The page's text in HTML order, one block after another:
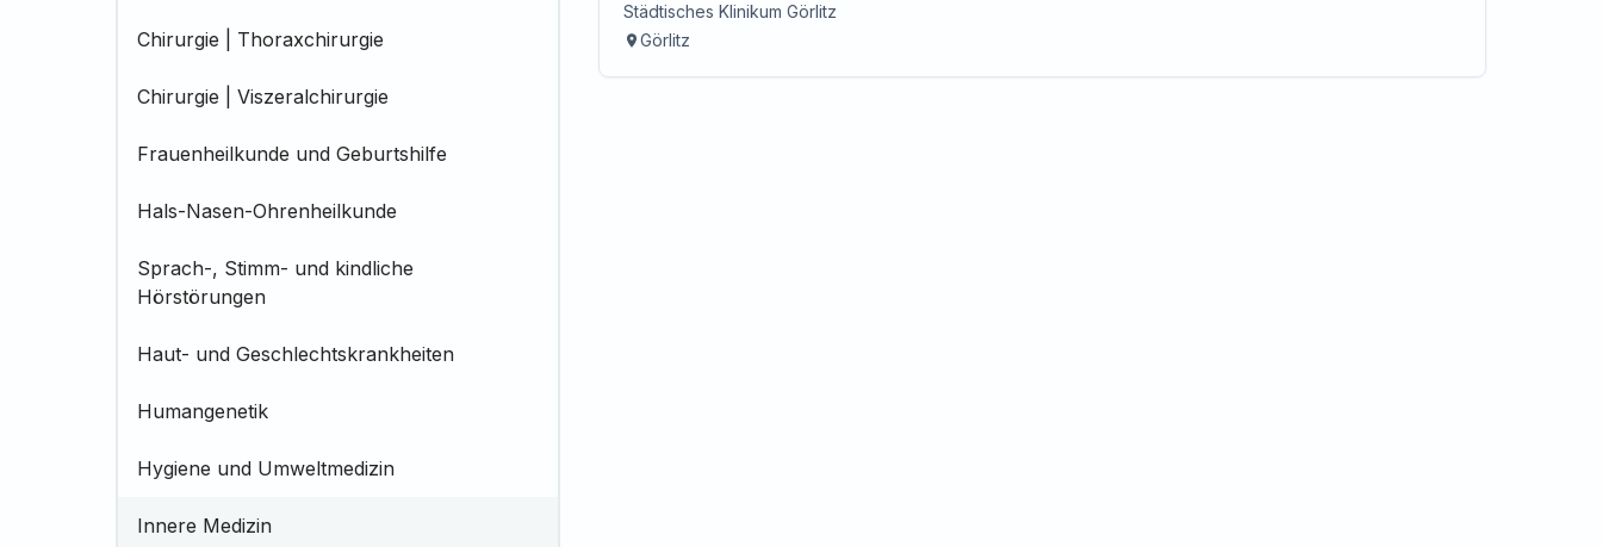
Chirurgie | Thoraxchirurgie
Chirurgie | Viszeralchirurgie
Frauenheilkunde und Geburtshilfe
Hals-Nasen-Ohrenheilkunde
Sprach-, Stimm- und kindliche
Hörstörungen
Haut- und Geschlechtskrankheiten
Humangenetik
Hygiene und Umweltmedizin
Innere Medizin
Städtisches Klinikum Görlitz
Görlitz